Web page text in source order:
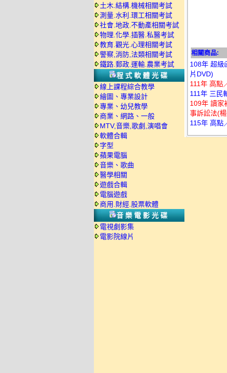
土木.結構.機械相關考試
測量.水利.環工相關考試
社會.地政.不動產相關考試
物理.化學.插醫.私醫考試
教育.觀光.心理相關考試
警察,消防,法類相關考試
鐵路.郵政.運輸.農業考試
程式軟體光碟
線上課程綜合教學
繪圖、專業設計
專業、幼兒教學
商業、網路、一般
MTV,音樂,歌劇,演唱會
軟體合輯
字型
蘋果電腦
音樂、歌曲
醫學相關
遊戲合輯
電腦遊戲
商用.財經.股票軟體
音樂電影光碟
電視劇影集
電影院線片
相關商品:
108年 超級
片DVD)
111年 高點
111年 三民
109年 讀家
事訴訟法(
115年 高點